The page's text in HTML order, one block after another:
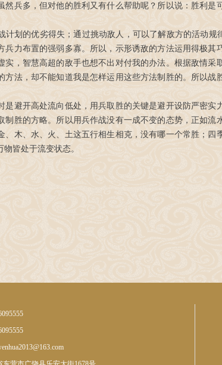
然兵多，但对他的胜利又有什么帮助呢？所以说：胜利是
计划的优劣得失；通过挑动敌人，可以了解敌方的活动规
兵力布置的强弱多寡。所以，示形诱敌的方法运用得极其
实，智慧高超的敌手也想不出对付我的办法。根据敌情采
方法，却不能知道我是怎样运用这些方法制胜的。所以战
是避开高处流向低处，用兵取胜的关键是避开设防严密实
制胜的方略。所以用兵作战没有一成不变的态势，正如流
、木、水、火、土这五行相生相克，没有哪一个常胜；四
皆处于流变状态。